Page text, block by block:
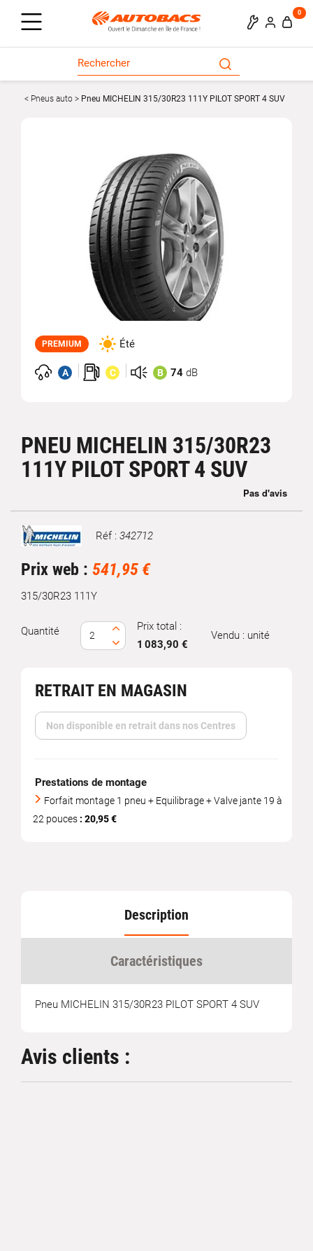
0
Pneus auto Pneu MICHELIN 315/30R23 111Y PILOT SPORT 4 SUV
PNEU MICHELIN 315/30R23
111Y PILOT SPORT 4 SUV
PREMIUM Été
A C B 74 dB
Marque Réf : 342712
Prix web : 541,95 €
315/30R23 111Y
Quantité
Prix total :
1 083,90 €
Vendu : unité
RETRAIT EN MAGASIN
Non disponible en retrait dans nos Centres
Prestations de montage
Forfait montage 1 pneu + Equilibrage + Valve jante 19 à
22 pouces : 20,95 €
Description
Caractéristiques
Pneu MICHELIN 315/30R23 PILOT SPORT 4 SUV
Avis clients :